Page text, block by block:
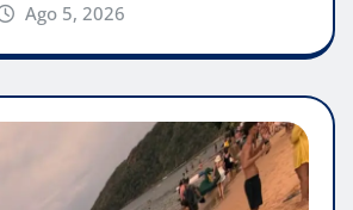
Ago 5, 2026